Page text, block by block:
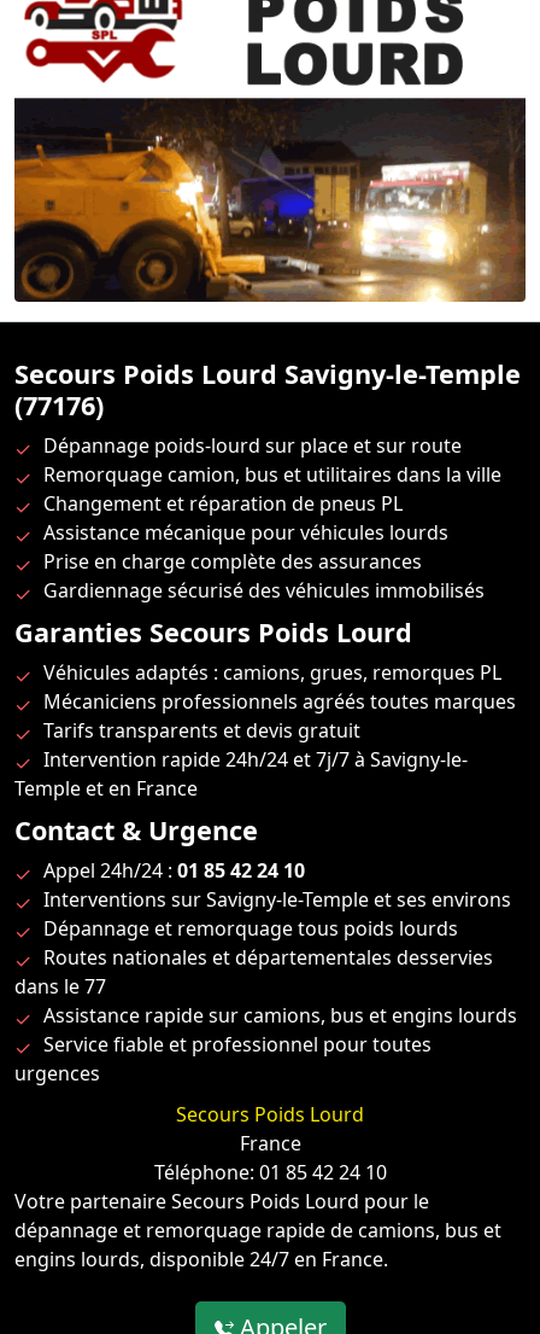
Secours Poids Lourd Savigny-le-Temple
(77176)
Dépannage poids-lourd sur place et sur route
Remorquage camion, bus et utilitaires dans la ville
Changement et réparation de pneus PL
Assistance mécanique pour véhicules lourds
Prise en charge complète des assurances
Gardiennage sécurisé des véhicules immobilisés
Garanties Secours Poids Lourd
Véhicules adaptés : camions, grues, remorques PL
Mécaniciens professionnels agréés toutes marques
Tarifs transparents et devis gratuit
Intervention rapide 24h/24 et 7j/7 à Savigny-le-
Temple et en France
Contact & Urgence
Appel 24h/24 : 01 85 42 24 10
Interventions sur Savigny-le-Temple et ses environs
Dépannage et remorquage tous poids lourds
Routes nationales et départementales desservies
dans le 77
Assistance rapide sur camions, bus et engins lourds
Service fiable et professionnel pour toutes
urgences
Secours Poids Lourd
France
Téléphone: 01 85 42 24 10
Votre partenaire Secours Poids Lourd pour le
dépannage et remorquage rapide de camions, bus et
engins lourds, disponible 24/7 en France.
Appeler